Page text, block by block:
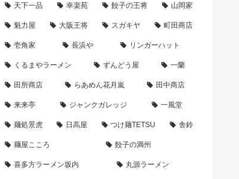
天下一品 幸楽苑 餃子の王将 山岡家
魁力屋 大阪王将 スガキヤ 町田商店
壱角家 長浜や リンガーハット
くるまやラーメン ずんどう屋 一蘭
田所商店 らあめん花月嵐 田中商店
来来亭 ジャンクガレッジ 一風堂
麺処景虎 日高屋 つけ麺TETSU 舎鈴
麺屋こころ 餃子の満州
喜多方ラーメン坂内 丸源ラーメン